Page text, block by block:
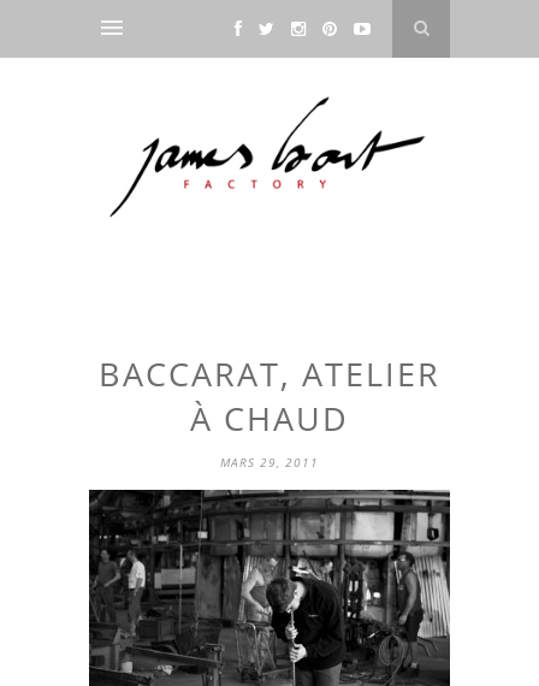
BACCARAT, ATELIER
À CHAUD
MARS 29, 2011